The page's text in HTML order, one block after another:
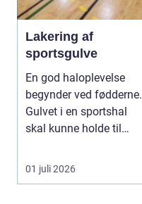
Lakering af
sportsgulve
En god haloplevelse
begynder ved fødderne.
Gulvet i en sportshal
skal kunne holde til
01 juli 2026